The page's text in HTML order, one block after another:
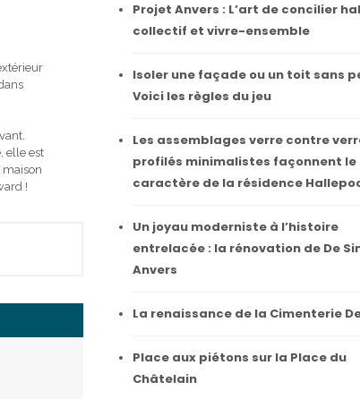
elle est
maison
!
Projet Anvers : L’art de concilier
collectif et vivre-ensemble
Isoler une façade ou un toit sans
Voici les règles du jeu
Les assemblages verre contre
profilés minimalistes façonnent le
caractère de la résidence
Un joyau moderniste à l’histoire
entrelacée : la rénovation de De
Anvers
La renaissance de la Cimenterie
Place aux piétons sur la Place du
Châtelain